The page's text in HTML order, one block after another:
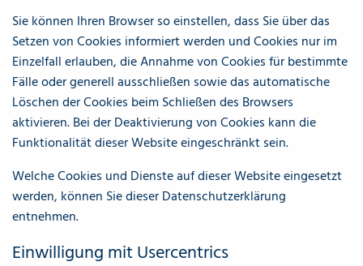
Sie können Ihren Browser so einstellen, dass Sie über das
Setzen von Cookies informiert werden und Cookies nur im
Einzelfall erlauben, die Annahme von Cookies für bestimmte
Fälle oder generell ausschließen sowie das automatische
Löschen der Cookies beim Schließen des Browsers
aktivieren. Bei der Deaktivierung von Cookies kann die
Funktionalität dieser Website eingeschränkt sein.
Welche Cookies und Dienste auf dieser Website eingesetzt
werden, können Sie dieser Datenschutzerklärung
entnehmen.
Einwilligung mit Usercentrics